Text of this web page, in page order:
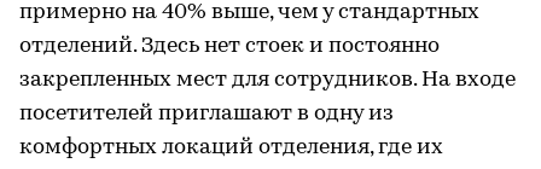
примерно на 40% выше, чем у стандартных
отделений. Здесь нет стоек и постоянно
закрепленных мест для сотрудников. На входе
посетителей приглашают в одну из
комфортных локаций отделения, где их